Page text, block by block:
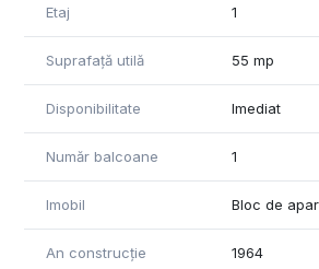
de 140.000 euro prin Grawe, ceea ce
Locatie si vecinatati:
• Parcul Insula Fundeni – la cateva minute
• Acces rapid la mijloace de transport in
• Magazine, supermarketuri, restaurante
• Institutii de invatamant (scoli, gradinite,
• Acces facil catre Colentina, Fundeni si
O proprietate potrivita atat pentru
Etaj 1
Suprafață utilă 55 mp
Disponibilitate Imediat
Număr balcoane 1
Imobil Bloc de
An construcție 1964